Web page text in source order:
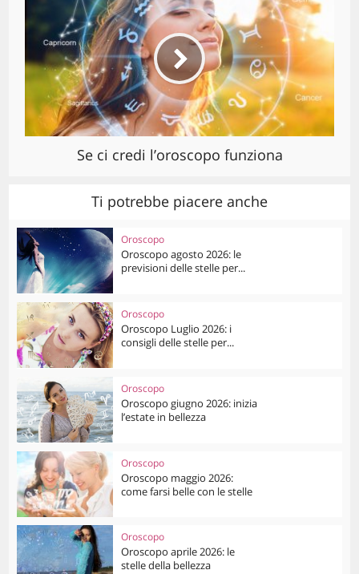
Se ci credi l’oroscopo funziona
Ti potrebbe piacere anche
Oroscopo
Oroscopo agosto 2026: le
previsioni delle stelle per...
Oroscopo
Oroscopo Luglio 2026: i
consigli delle stelle per...
Oroscopo
Oroscopo giugno 2026: inizia
l’estate in bellezza
Oroscopo
Oroscopo maggio 2026:
come farsi belle con le stelle
Oroscopo
Oroscopo aprile 2026: le
stelle della bellezza